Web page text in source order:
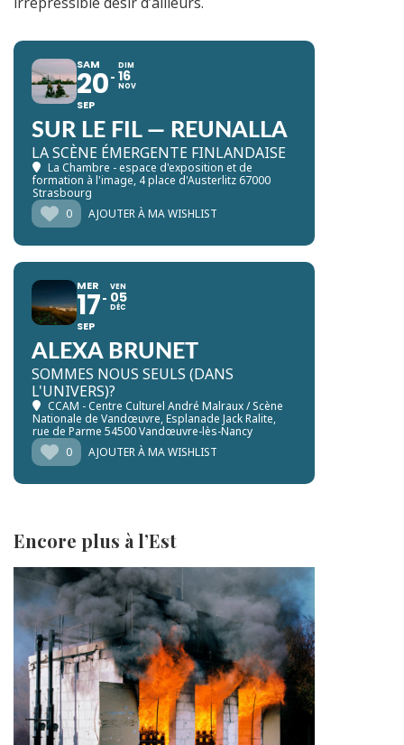
SAM
20
SEP
DIM
16
NOV
SUR LE FIL — REUNALLA
LA SCÈNE ÉMERGENTE FINLANDAISE
La Chambre - espace d'exposition et de
formation à l'image, 4 place d'Austerlitz 67000
Strasbourg
0
AJOUTER À MA WISHLIST
MER
17
SEP
VEN
05
DÉC
ALEXA BRUNET
SOMMES NOUS SEULS (DANS
L'UNIVERS)?
CCAM - Centre Culturel André Malraux / Scène
Nationale de Vandœuvre, Esplanade Jack Ralite,
rue de Parme 54500 Vandœuvre-lès-Nancy
0
AJOUTER À MA WISHLIST
Encore plus à l’Est